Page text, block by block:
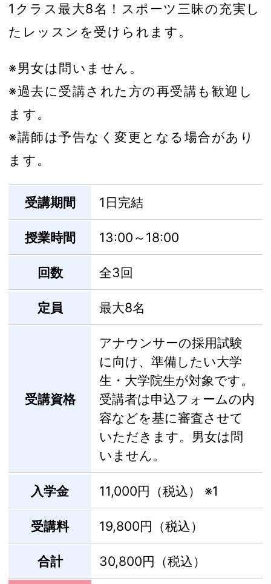
1クラス最大8名！スポーツ三昧の充実し
たレッスンを受けられます。
※男女は問いません。
※過去に受講された方の再受講も歓迎し
ます。
※講師は予告なく変更となる場合があり
ます。
受講期間 1日完結
授業時間 13:00～18:00
回数 全3回
定員 最大8名
受講資格
アナウンサーの採用試験
に向け、準備したい大学
生・大学院生が対象です。
受講者は申込フォームの内
容などを基に審査させて
いただきます。男女は問
いません。
入学金 11,000円（税込） ※1
受講料 19,800円（税込）
合計 30,800円（税込）